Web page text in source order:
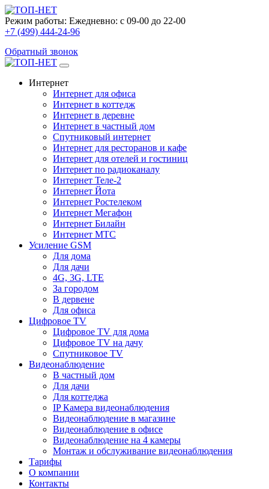
Режим работы: Ежедневно: с 09-00 до 22-00
+7 (499) 444-24-96
Обратный звонок
Интернет
Интернет для офиса
Интернет в коттедж
Интернет в деревне
Интернет в частный дом
Спутниковый интернет
Интернет для ресторанов и кафе
Интернет для отелей и гостиниц
Интернет по радиоканалу
Интернет Теле-2
Интернет Йота
Интернет Ростелеком
Интернет Мегафон
Интернет Билайн
Интернет МТС
Усиление GSM
Для дома
Для дачи
4G, 3G, LTE
За городом
В дервене
Для офиса
Цифровое TV
Цифровое TV для дома
Цифровое TV на дачу
Спутниковое TV
Видеонаблюдение
В частный дом
Для дачи
Для коттеджа
IP Камера видеонаблюдения
Видеонаблюдение в магазине
Видеонаблюдение в офисе
Видеонаблюдение на 4 камеры
Монтаж и обслуживание видеонаблюдения
Тарифы
О компании
Контакты